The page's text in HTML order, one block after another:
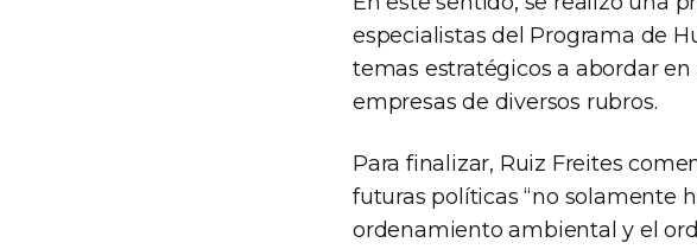
especialistas del Programa de
temas estratégicos a abordar
empresas de diversos rubros.
Para finalizar, Ruiz Freites
futuras políticas “no solamente
ordenamiento ambiental y el